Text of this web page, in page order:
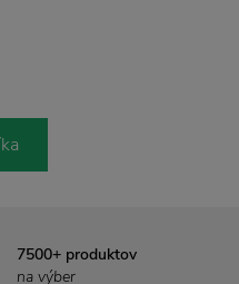
7500+ produktov
na výber